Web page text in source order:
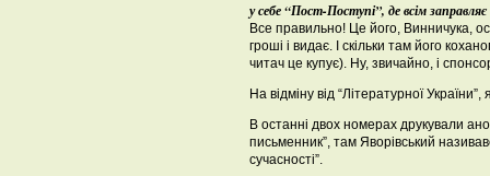
у себе “Пост-Поступі”, де всім заправляє
Все правильно! Це його, Винничука,
гроші і видає. І скільки там його
читач це купує). Ну, звичайно, і
На відміну від “Літературної
В останні двох номерах друкували
письменник”, там Яворівський
сучасності”.